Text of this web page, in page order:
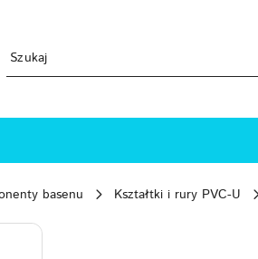
basenu Kształtki i rury PVC-U